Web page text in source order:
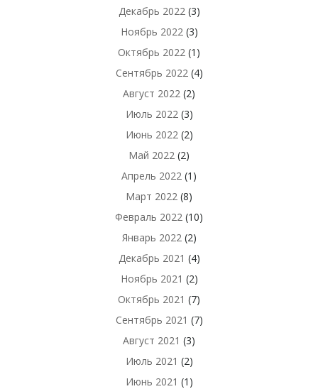
Декабрь 2022(3)
Ноябрь 2022(3)
Октябрь 2022 (1)
Сентябрь 2022(4)
Август 2022 (2)
Июль 2022(3)
Июнь 2022(2)
Май 2022 (2)
Апрель 2022 (1)
Март 2022 (8)
Февраль 2022 (10)
Январь 2022(2)
Декабрь 2021 (4)
Ноябрь 2021 (2)
Октябрь 2021 (7)
Сентябрь 2021 (7)
Август 2021 (3)
Июль 2021 (2)
Июнь 2021 (1)